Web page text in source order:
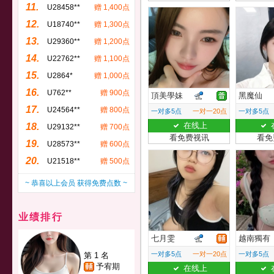
11. U28458** 赠 1,400点
12. U18740** 赠 1,300点
13. U29360** 赠 1,200点
14. U22762** 赠 1,100点
15. U2864* 赠 1,000点
16. U762** 赠 900点
17. U24564** 赠 800点
18. U29132** 赠 700点
19. U28573** 赠 600点
20. U21518** 赠 500点
~ 恭喜以上会员 获得免费点数 ~
业绩排行
第 1 名
予宥期
頂美學妹
一对多5点 一对一20点
在线上
看免费视讯
黑魔仙
一对多5点
看
七月雯
一对多5点 一对一20点
在线上
越南獨有
一对多5点